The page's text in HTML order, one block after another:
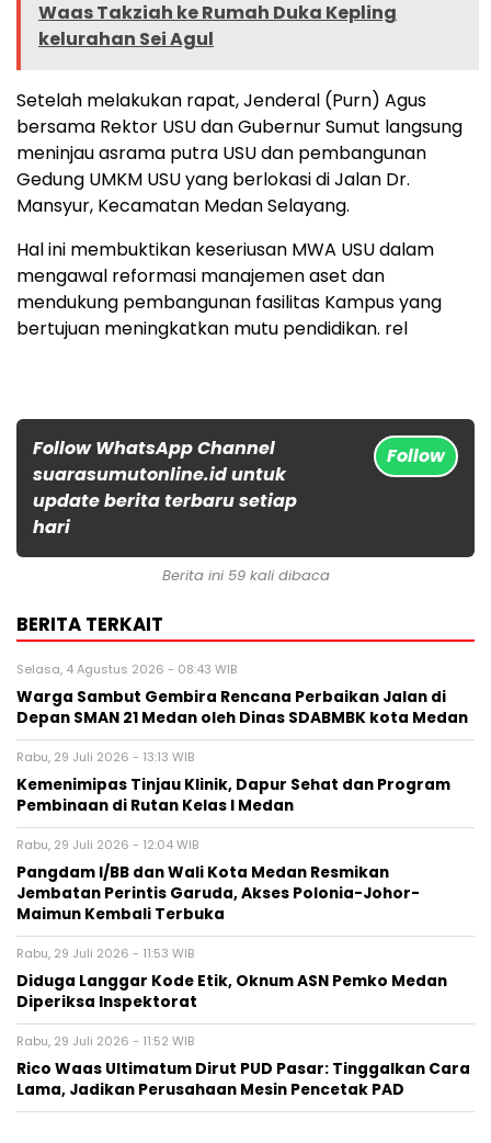
Waas Takziah ke Rumah Duka Kepling
kelurahan Sei Agul
Setelah melakukan rapat, Jenderal (Purn) Agus
bersama Rektor USU dan Gubernur Sumut langsung
meninjau asrama putra USU dan pembangunan
Gedung UMKM USU yang berlokasi di Jalan Dr.
Mansyur, Kecamatan Medan Selayang.
Hal ini membuktikan keseriusan MWA USU dalam
mengawal reformasi manajemen aset dan
mendukung pembangunan fasilitas Kampus yang
bertujuan meningkatkan mutu pendidikan. rel
Follow WhatsApp Channel
suarasumutonline.id untuk
update berita terbaru setiap
hari
Follow
Berita ini 59 kali dibaca
BERITA TERKAIT
Selasa, 4 Agustus 2026 - 08:43 WIB
Warga Sambut Gembira Rencana Perbaikan Jalan di
Depan SMAN 21 Medan oleh Dinas SDABMBK kota Medan
Rabu, 29 Juli 2026 - 13:13 WIB
Kemenimipas Tinjau Klinik, Dapur Sehat dan Program
Pembinaan di Rutan Kelas I Medan
Rabu, 29 Juli 2026 - 12:04 WIB
Pangdam I/BB dan Wali Kota Medan Resmikan
Jembatan Perintis Garuda, Akses Polonia-Johor-
Maimun Kembali Terbuka
Rabu, 29 Juli 2026 - 11:53 WIB
Diduga Langgar Kode Etik, Oknum ASN Pemko Medan
Diperiksa Inspektorat
Rabu, 29 Juli 2026 - 11:52 WIB
Rico Waas Ultimatum Dirut PUD Pasar: Tinggalkan Cara
Lama, Jadikan Perusahaan Mesin Pencetak PAD